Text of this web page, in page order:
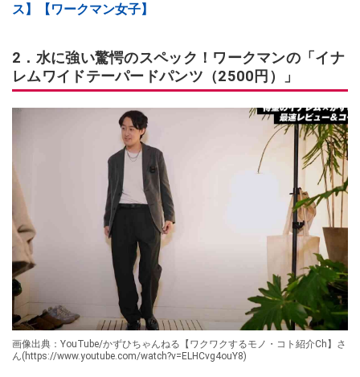
ス】【ワークマン女子】
2．水に強い驚愕のスペック！ワークマンの「イナ
レムワイドテーパードパンツ（2500円）」
画像出典：YouTube/かずひちゃんねる【ワクワクするモノ・コト紹介Ch】さ
ん(https://www.youtube.com/watch?v=ELHCvg4ouY8)